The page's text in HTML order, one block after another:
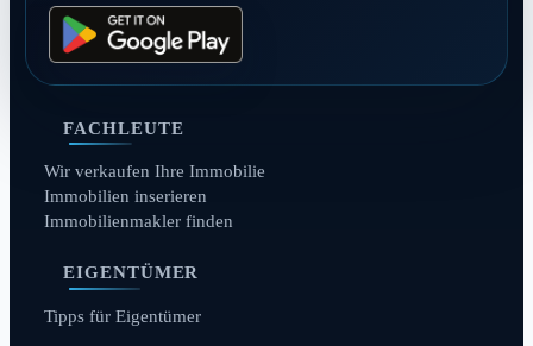
FACHLEUTE
Wir verkaufen Ihre Immobilie
Immobilien inserieren
Immobilienmakler finden
EIGENTÜMER
Tipps für Eigentümer